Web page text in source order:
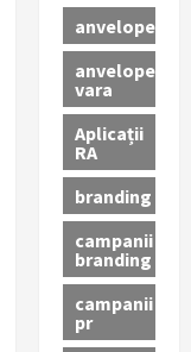
anvelope
anvelope
vara
Aplicații
RA
branding
campanii
branding
campanii
pr